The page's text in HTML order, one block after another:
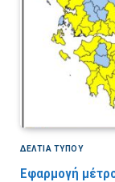
ΔΕΛΤΙΑ ΤΥΠΟΥ
Εφαρμογή